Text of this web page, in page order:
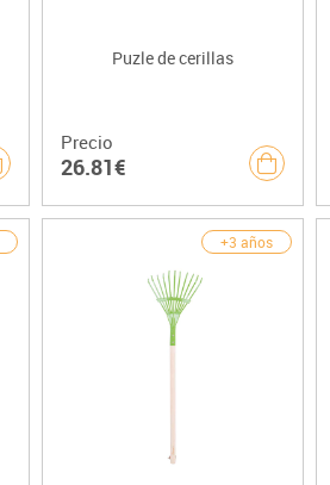
Puzle de cerillas
Precio
26.81€
+3 años